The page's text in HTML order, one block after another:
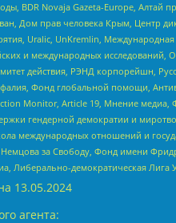
BDR Novaja Gazeta-Europe,
Дом прав человека Крым, Центр
Uralic, UnKremlin,
и международных
действия, РЭНД корпорейшн,
Фонд глобальной помощи,
Monitor, Article 19, Мнение
гендерной демократии и
международных отношений и
за Свободу, Фонд имени
Либерально-демократическая Лига
13.05.2024
агента: